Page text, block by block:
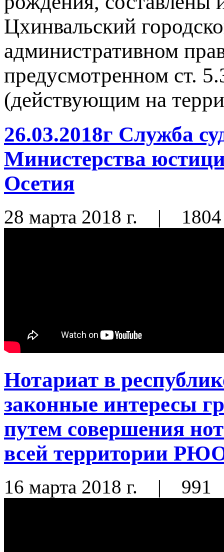
Цхинвальский
административном
предусмотренном ст.
(действующим на
26.03.2018г Служба
Министерства
Осетия
28 марта 2018 г. | 1804
Нотариат в
законные интересы
путем совершения
всей территории
16 марта 2018 г. | 991